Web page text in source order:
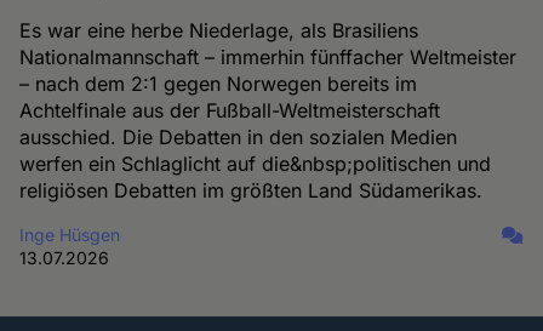
Es war eine herbe Niederlage, als Brasiliens
Nationalmannschaft – immerhin fünffacher Weltmeister
– nach dem 2:1 gegen Norwegen bereits im
Achtelfinale aus der Fußball-Weltmeisterschaft
ausschied. Die Debatten in den sozialen Medien
werfen ein Schlaglicht auf die&nbsp;politischen und
religiösen Debatten im größten Land Südamerikas.
Inge Hüsgen
13.07.2026